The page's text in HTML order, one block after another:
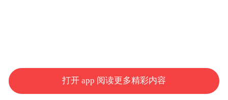
来源：河南日报
打开 app 阅读更多精彩内容